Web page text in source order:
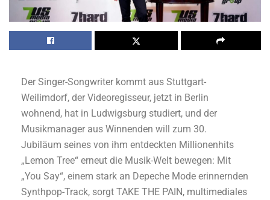
Der Singer-Songwriter kommt aus Stuttgart-
Weilimdorf, der Videoregisseur, jetzt in Berlin
wohnend, hat in Ludwigsburg studiert, und der
Musikmanager aus Winnenden will zum 30.
Jubiläum seines von ihm entdeckten Millionenhits
„Lemon Tree“ erneut die Musik-Welt bewegen: Mit
„You Say“, einem stark an Depeche Mode erinnernden
Synthpop-Track, sorgt TAKE THE PAIN, multimediales